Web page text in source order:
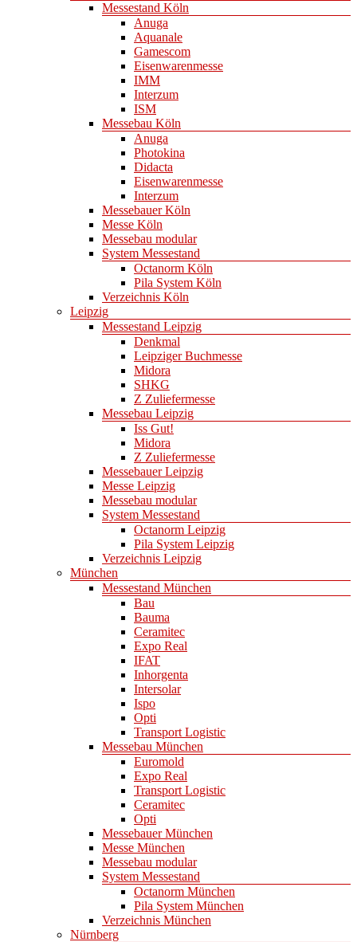
Messestand Köln
Anuga
Aquanale
Gamescom
Eisenwarenmesse
IMM
Interzum
ISM
Messebau Köln
Anuga
Photokina
Didacta
Eisenwarenmesse
Interzum
Messebauer Köln
Messe Köln
Messebau modular
System Messestand
Octanorm Köln
Pila System Köln
Verzeichnis Köln
Leipzig
Messestand Leipzig
Denkmal
Leipziger Buchmesse
Midora
SHKG
Z Zuliefermesse
Messebau Leipzig
Iss Gut!
Midora
Z Zuliefermesse
Messebauer Leipzig
Messe Leipzig
Messebau modular
System Messestand
Octanorm Leipzig
Pila System Leipzig
Verzeichnis Leipzig
München
Messestand München
Bau
Bauma
Ceramitec
Expo Real
IFAT
Inhorgenta
Intersolar
Ispo
Opti
Transport Logistic
Messebau München
Euromold
Expo Real
Transport Logistic
Ceramitec
Opti
Messebauer München
Messe München
Messebau modular
System Messestand
Octanorm München
Pila System München
Verzeichnis München
Nürnberg